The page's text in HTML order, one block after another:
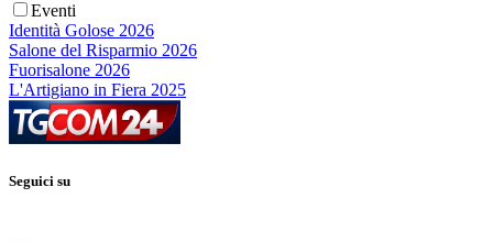
Eventi
Identità Golose 2026
Salone del Risparmio 2026
Fuorisalone 2026
L'Artigiano in Fiera 2025
Seguici su